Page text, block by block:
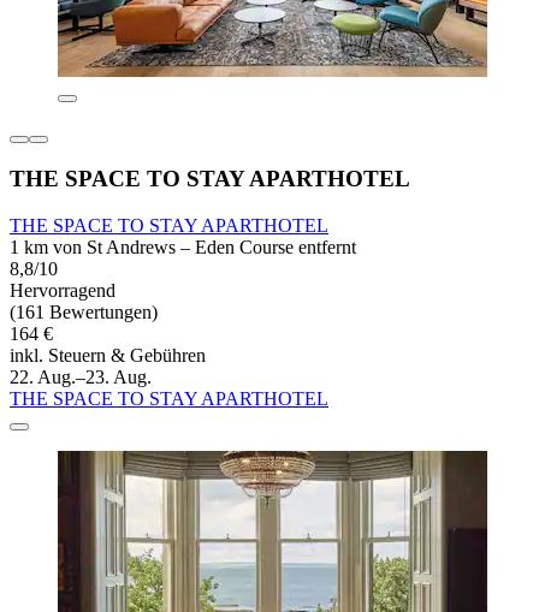
THE SPACE TO STAY APARTHOTEL
THE SPACE TO STAY APARTHOTEL
1 km von St Andrews – Eden Course entfernt
8,8/10
Hervorragend
(161 Bewertungen)
164 €
inkl. Steuern & Gebühren
22. Aug.–23. Aug.
THE SPACE TO STAY APARTHOTEL